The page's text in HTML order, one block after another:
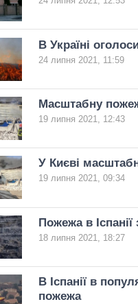
В Україні
24 липня 2021, 11:59
Масштабну
19 липня 2021, 12:43
У Києві
19 липня 2021, 09:34
Пожежа в
18 липня 2021, 18:27
В Іспанії в
пожежа